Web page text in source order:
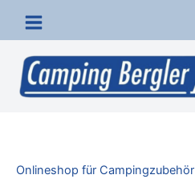
Inhalt
springen
Onlineshop für Campingzubehör